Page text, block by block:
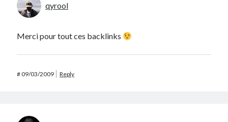
qyrool
Merci pour tout ces backlinks
#09/03/2009 Reply